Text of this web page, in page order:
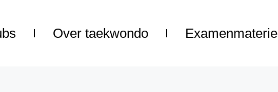
Over taekwondo Examenmaterie